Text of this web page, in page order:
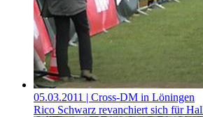
05.03.2011 | Cross-DM in Löningen
Rico Schwarz revanchiert sich für